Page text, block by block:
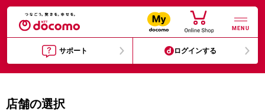
MENU
サポート ログインする
店舗の選択